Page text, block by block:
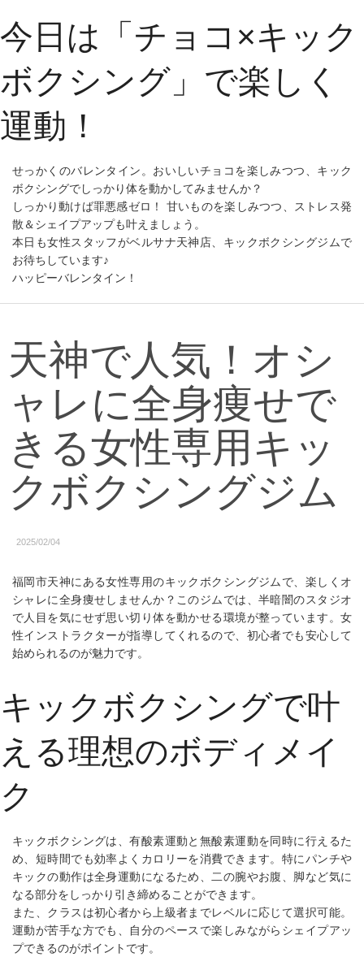
今日は「チョコ×キック
ボクシング」で楽しく
運動！
せっかくのバレンタイン。おいしいチョコを楽しみつつ、キック
ボクシングでしっかり体を動かしてみませんか？
しっかり動けば罪悪感ゼロ！ 甘いものを楽しみつつ、ストレス発
散＆シェイプアップも叶えましょう。
本日も女性スタッフがベルサナ天神店、キックボクシングジムで
お待ちしています♪
ハッピーバレンタイン！
天神で人気！オシ
ャレに全身痩せで
きる女性専用キッ
クボクシングジム
2025/02/04
福岡市天神にある女性専用のキックボクシングジムで、楽しくオ
シャレに全身痩せしませんか？このジムでは、半暗闇のスタジオ
で人目を気にせず思い切り体を動かせる環境が整っています。女
性インストラクターが指導してくれるので、初心者でも安心して
始められるのが魅力です。
キックボクシングで叶
える理想のボディメイ
ク
キックボクシングは、有酸素運動と無酸素運動を同時に行えるた
め、短時間でも効率よくカロリーを消費できます。特にパンチや
キックの動作は全身運動になるため、二の腕やお腹、脚など気に
なる部分をしっかり引き締めることができます。
また、クラスは初心者から上級者までレベルに応じて選択可能。
運動が苦手な方でも、自分のペースで楽しみながらシェイプアッ
プできるのがポイントです。